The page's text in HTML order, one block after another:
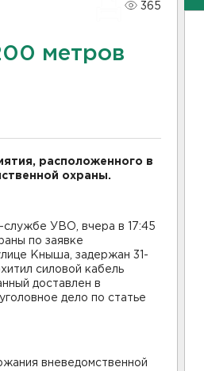
365
метров
расположенного в
охраны.
службе УВО, вчера в 17:45
по заявке
Кныша, задержан 31-
силовой кабель
доставлен в
дело по статье
вневедомственной